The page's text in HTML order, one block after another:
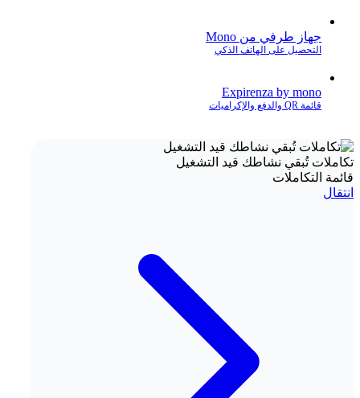
جهاز طرفي من Mono
التحصيل على الهاتف الذكي
Expirenza by mono
قائمة QR والدفع والإكراميات
تكاملات تُبقي نشاطك قيد التشغيل
قائمة التكاملات
انتقال